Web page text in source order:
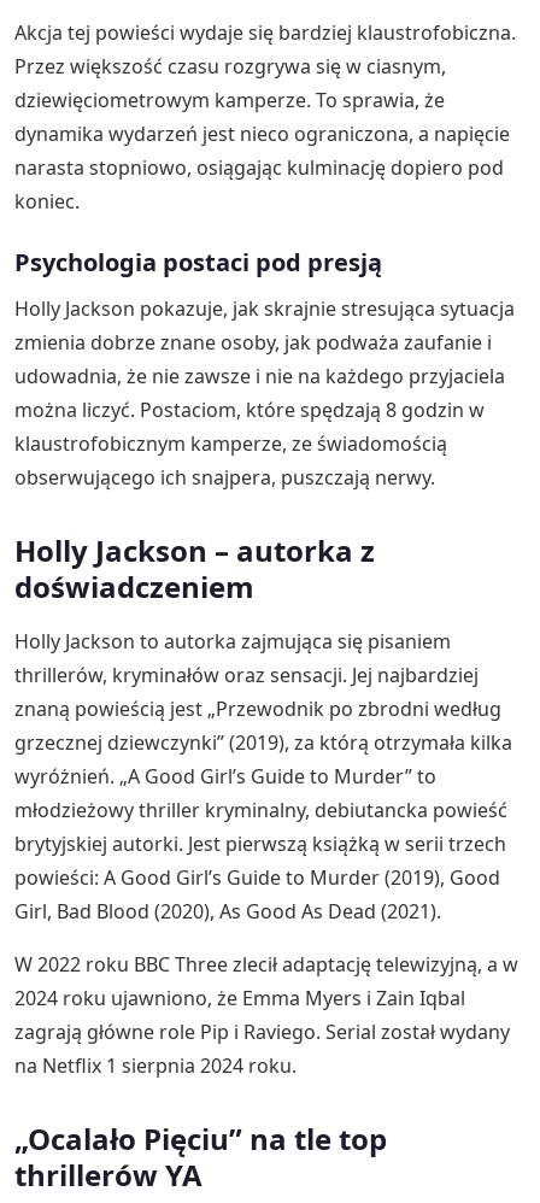
Akcja tej powieści wydaje się bardziej klaustrofobiczna.
Przez większość czasu rozgrywa się w ciasnym,
dziewięciometrowym kamperze. To sprawia, że
dynamika wydarzeń jest nieco ograniczona, a napięcie
narasta stopniowo, osiągając kulminację dopiero pod
koniec.
Psychologia postaci pod presją
Holly Jackson pokazuje, jak skrajnie stresująca sytuacja
zmienia dobrze znane osoby, jak podważa zaufanie i
udowadnia, że nie zawsze i nie na każdego przyjaciela
można liczyć. Postaciom, które spędzają 8 godzin w
klaustrofobicznym kamperze, ze świadomością
obserwującego ich snajpera, puszczają nerwy.
Holly Jackson – autorka z
doświadczeniem
Holly Jackson to autorka zajmująca się pisaniem
thrillerów, kryminałów oraz sensacji. Jej najbardziej
znaną powieścią jest „Przewodnik po zbrodni według
grzecznej dziewczynki” (2019), za którą otrzymała kilka
wyróżnień. „A Good Girl’s Guide to Murder” to
młodzieżowy thriller kryminalny, debiutancka powieść
brytyjskiej autorki. Jest pierwszą książką w serii trzech
powieści: A Good Girl’s Guide to Murder (2019), Good
Girl, Bad Blood (2020), As Good As Dead (2021).
W 2022 roku BBC Three zlecił adaptację telewizyjną, a w
2024 roku ujawniono, że Emma Myers i Zain Iqbal
zagrają główne role Pip i Raviego. Serial został wydany
na Netflix 1 sierpnia 2024 roku.
„Ocalało Pięciu” na tle top
thrillerów YA